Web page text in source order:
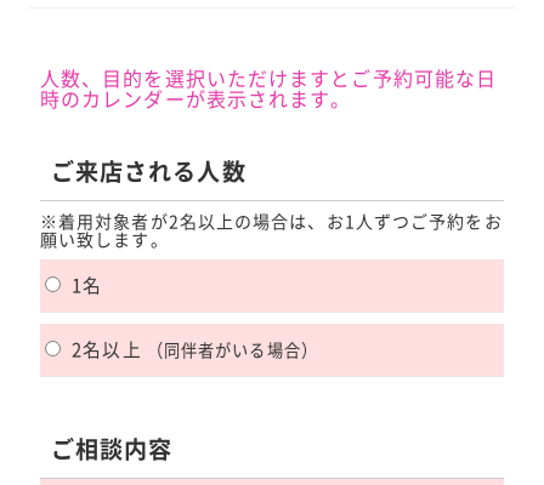
人数、目的を選択いただけますとご予約可能な日
時のカレンダーが表示されます。
ご来店される人数
※着用対象者が2名以上の場合は、お1人ずつご予約をお
願い致します。
1名
2名以上 （同伴者がいる場合）
ご相談内容